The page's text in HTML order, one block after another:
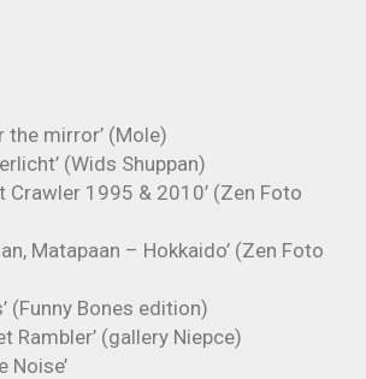
the mirror’ (Mole)
(Wids Shuppan)
Crawler 1995 & 2010’ (Zen Foto
Matapaan – Hokkaido’ (Zen Foto
(Funny Bones edition)
Rambler’ (gallery Niepce)
Noise’